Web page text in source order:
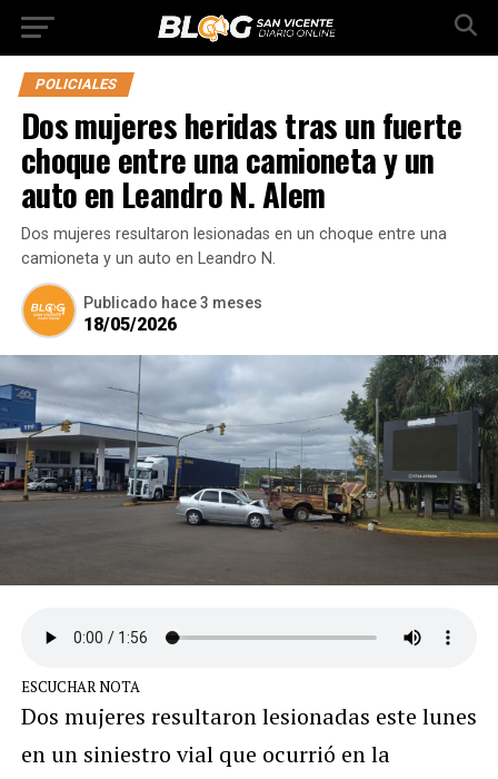
POLICIALES
Dos mujeres heridas tras un fuerte
choque entre una camioneta y un
auto en Leandro N. Alem
Dos mujeres resultaron lesionadas en un choque entre una
camioneta y un auto en Leandro N.
Publicado hace 3 meses
18/05/2026
ESCUCHAR NOTA
Dos mujeres resultaron lesionadas este lunes
en un siniestro vial que ocurrió en la